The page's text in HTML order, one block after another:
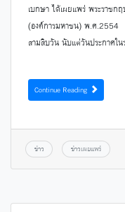
เบกษา ได้เผยแพร่ พระราชก
(องค์การมหาชน) พ.ศ
สามสิบวัน นับแต่วันประกาศใ
Continue Reading
ข่าว ข่าวเผยแพร่